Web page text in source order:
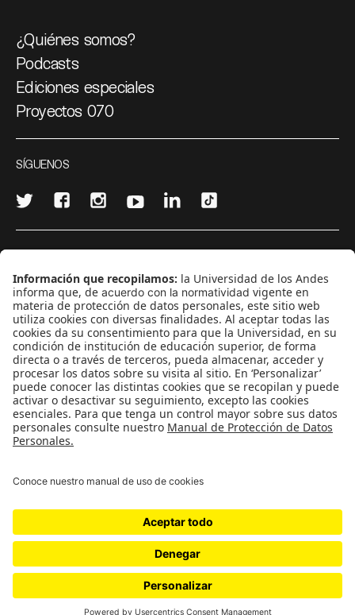
¿Quiénes somos?
Podcasts
Ediciones especiales
Proyectos 070
SÍGUENOS
CONTÁCTANOS
cerosetenta@uniandes.edu.co
BOGOTÁ, COLOMBIA
NEWSLETTER